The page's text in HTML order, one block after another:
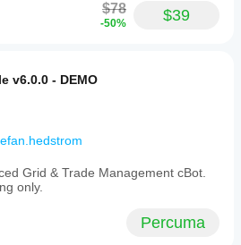
$78
-50% $39
v6.0.0 - DEMO
Grid & Trade Management cBot.
only.
Percuma